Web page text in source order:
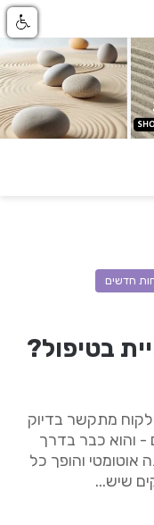
חדשים
בטיפול?
מתקשר בדיוק
והוא כבר בדרך
והופך כל
שיש...